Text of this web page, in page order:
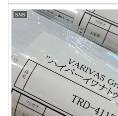
SNS